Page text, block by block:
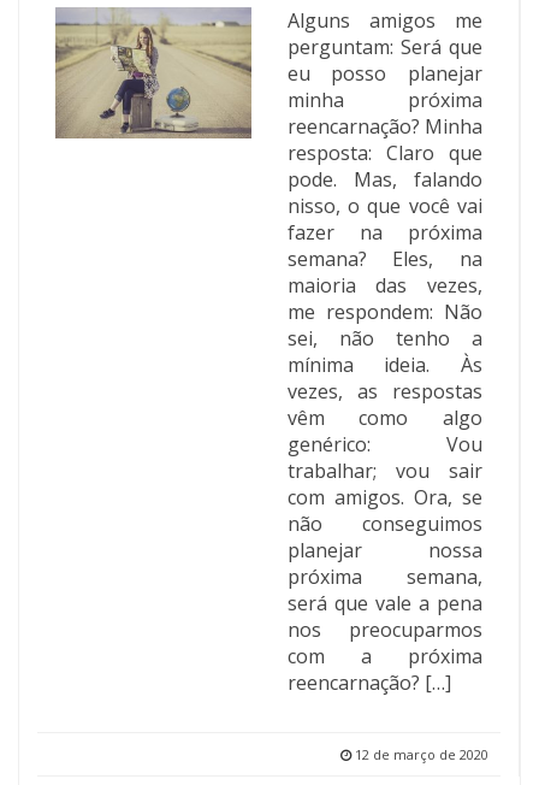
Alguns amigos me
perguntam: Será que
eu posso planejar
minha próxima
reencarnação? Minha
resposta: Claro que
pode. Mas, falando
nisso, o que você vai
fazer na próxima
semana? Eles, na
maioria das vezes,
me respondem: Não
sei, não tenho a
mínima ideia. Às
vezes, as respostas
vêm como algo
genérico: Vou
trabalhar; vou sair
com amigos. Ora, se
não conseguimos
planejar nossa
próxima semana,
será que vale a pena
nos preocuparmos
com a próxima
reencarnação? […]
12 de março de 2020